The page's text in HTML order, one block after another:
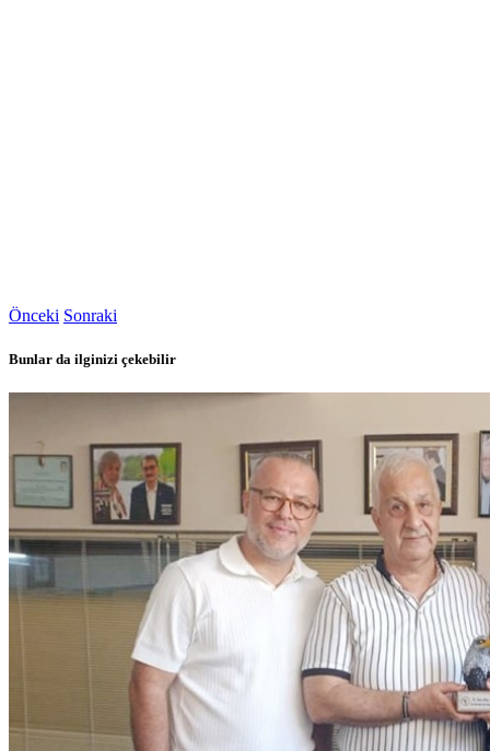
Önceki Sonraki
Bunlar da ilginizi çekebilir